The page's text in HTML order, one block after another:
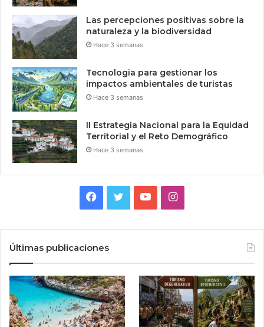
Las percepciones positivas sobre la
naturaleza y la biodiversidad
Hace 3 semanas
Tecnologia para gestionar los
impactos ambientales de turistas
Hace 3 semanas
II Estrategia Nacional para la Equidad
Territorial y el Reto Demográfico
Hace 3 semanas
Facebook
TwitterYouTubeInstagram
Últimas publicaciones